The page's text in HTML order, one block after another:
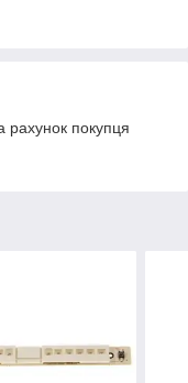
рахунок покупця